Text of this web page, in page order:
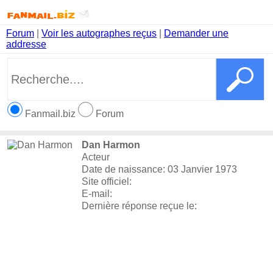
Forum Voir les autographes reçus
Demander une
addresse
Fanmail.biz Forum
Dan Harmon
Acteur
Date de naissance: 03 Janvier 1973
Site officiel:
E-mail:
Dernière réponse reçue le: